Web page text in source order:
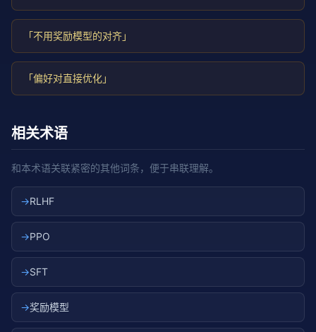
「不用奖励模型的对齐」
「偏好对直接优化」
相关术语
和本术语关联紧密的其他词条，便于串联理解。
→RLHF
→PPO
→SFT
→奖励模型